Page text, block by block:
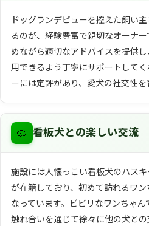
ドッグランデビューを控えた飼い
るのが、経験豊富で親切なオーナ
めながら適切なアドバイスを提供
用できるよう丁寧にサポートして
ーには定評があり、愛犬の社交性を
🐶 看板犬との楽しい交流
施設には人懐っこい看板犬のハス
が在籍しており、初めて訪れるワ
なっています。ビビリなワンちゃ
触れ合いを通じて徐々に他の犬と